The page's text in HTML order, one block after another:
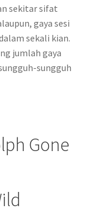
sekitar sifat
gaya sesi
sekali kian.
jumlah gaya
sungguh
Gone